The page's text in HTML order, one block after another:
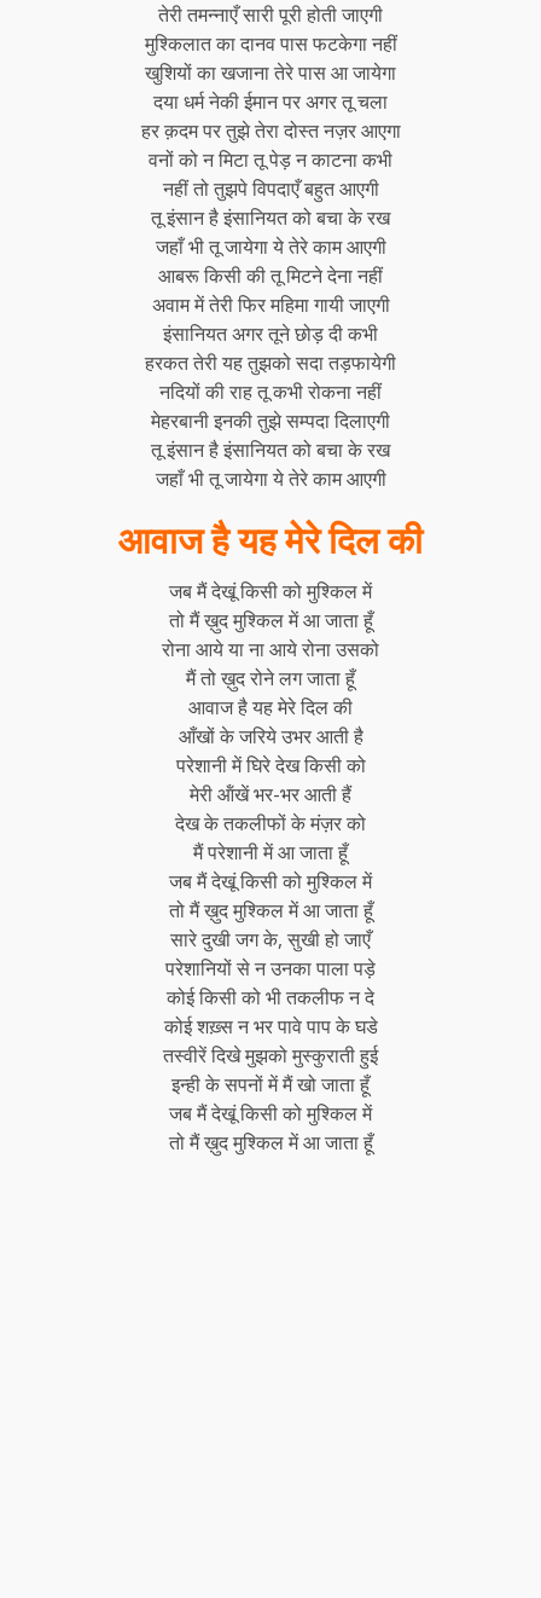
तेरी तमन्नाएँ सारी पूरी होती जाएगी
मुश्किलात का दानव पास फटकेगा नहीं
खुशियों का खजाना तेरे पास आ जायेगा
दया धर्म नेकी ईमान पर अगर तू चला
हर क़दम पर तुझे तेरा दोस्त नज़र आएगा
वनों को न मिटा तू पेड़ न काटना कभी
नहीं तो तुझपे विपदाएँ बहुत आएगी
तू इंसान है इंसानियत को बचा के रख
जहाँ भी तू जायेगा ये तेरे काम आएगी
आबरू किसी की तू मिटने देना नहीं
अवाम में तेरी फिर महिमा गायी जाएगी
इंसानियत अगर तूने छोड़ दी कभी
हरकत तेरी यह तुझको सदा तड़फायेगी
नदियों की राह तू कभी रोकना नहीं
मेहरबानी इनकी तुझे सम्पदा दिलाएगी
तू इंसान है इंसानियत को बचा के रख
जहाँ भी तू जायेगा ये तेरे काम आएगी
आवाज है यह मेरे दिल की
जब मैं देखूं किसी को मुश्किल में
तो मैं ख़ुद मुश्किल में आ जाता हूँ
रोना आये या ना आये रोना उसको
मैं तो ख़ुद रोने लग जाता हूँ
आवाज है यह मेरे दिल की
आँखों के जरिये उभर आती है
परेशानी में घिरे देख किसी को
मेरी ऑंखें भर-भर आती हैं
देख के तकलीफों के मंज़र को
मैं परेशानी में आ जाता हूँ
जब मैं देखूं किसी को मुश्किल में
तो मैं ख़ुद मुश्किल में आ जाता हूँ
सारे दुखी जग के, सुखी हो जाएँ
परेशानियों से न उनका पाला पड़े
कोई किसी को भी तकलीफ न दे
कोई शख़्स न भर पावे पाप के घडे
तस्वीरें दिखे मुझको मुस्कुराती हुई
इन्ही के सपनों में मैं खो जाता हूँ
जब मैं देखूं किसी को मुश्किल में
तो मैं ख़ुद मुश्किल में आ जाता हूँ